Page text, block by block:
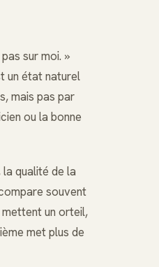
sur moi. »
un état naturel
mais pas par
ou la bonne
qualité de la
souvent
mettent un orteil,
met plus de